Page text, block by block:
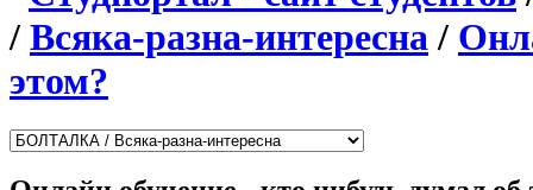
/ Всяка-разна-интересна/
этом?